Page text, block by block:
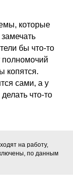
которые
бы что-то
полномочий
копятся.
сами, а у
что-то
на работу,
по данным